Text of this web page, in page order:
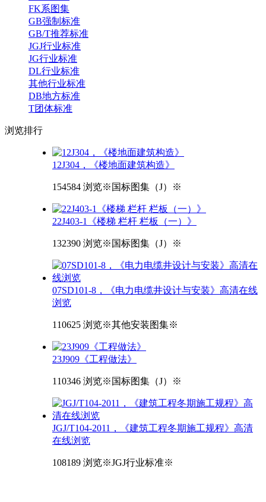
FK系图集
GB强制标准
GB/T推荐标准
JGJ行业标准
JG行业标准
DL行业标准
其他行业标准
DB地方标准
T团体标准
浏览排行
12J304，《楼地面建筑构造》
154584 浏览※国标图集（J）※
22J403-1《楼梯 栏杆 栏板（一）》
132390 浏览※国标图集（J）※
07SD101-8，《电力电缆井设计与安装》高清在线
浏览
110625 浏览※其他安装图集※
23J909《工程做法》
110346 浏览※国标图集（J）※
JGJ/T104-2011，《建筑工程冬期施工规程》高清
在线浏览
108189 浏览※JGJ行业标准※